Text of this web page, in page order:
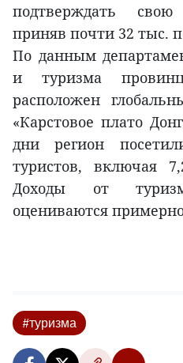
подтверждать свою
приняв почти 32 тыс.
По данным
и туризма
расположен
«Карстовое плато
дни регион
туристов, включая
Доходы от
оцениваются
#туризма